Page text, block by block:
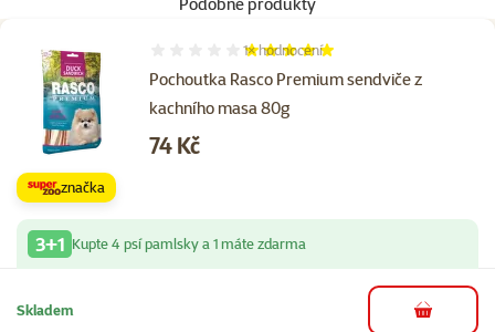
Podobné produkty
Pochoutka Rasco Premium sendviče z
kachního masa 80g
Hodnocení 100%, počet hodnocení: 1
1×hodnocení
Cena
74 Kč
značka
3+1 Kupte 4 psí pamlsky a 1 máte zdarma
Skladem do košíku